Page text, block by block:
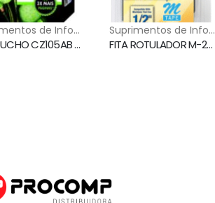
⁠Suprimentos de Informática
CARTUCHO CZ105AB (662XL) PRETO HP
⁠Suprimentos de Informática
FITA ROTULADOR M-231 PRETO SOBRE BRANCO 12MMX8 METROS BROTHER